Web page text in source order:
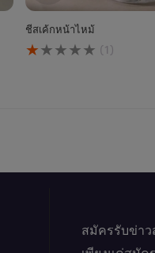
ชีสเค้กหน้าไหม้
คะแนน
เฉลี่ย
1.0
(1)
สมัครรับข่าว